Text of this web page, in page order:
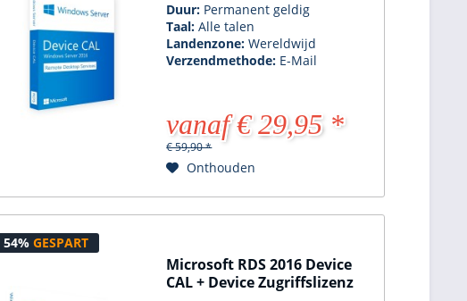
Duur: Permanent geldig
Taal:Alle talen
Landenzone:Wereldwijd
Verzendmethode: E-Mail
vanaf € 29,95 *
€ 59,90 *
Onthouden
54% GESPART
Microsoft RDS 2016 Device
CAL + Device Zugriffslizenz